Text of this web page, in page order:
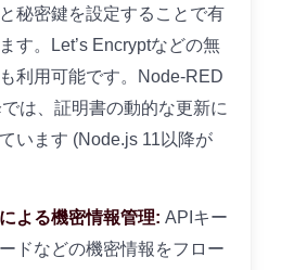
秘密鍵を設定することで有
す。Let’s Encryptなどの無
利用可能です。Node-RED
は、証明書の動的な更新に
います (Node.js 11以降が
よる機密情報管理: APIキー
ドなどの機密情報をフロー